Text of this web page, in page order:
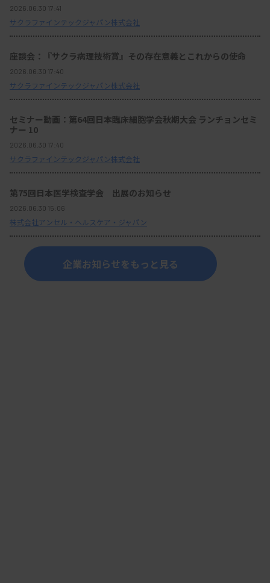
2026.06.30 17:41
サクラファインテックジャパン株式会社
座談会：『サクラ病理技術賞』その存在意義とこれからの使命
2026.06.30 17:40
サクラファインテックジャパン株式会社
セミナー動画：第64回日本臨床細胞学会秋期大会 ランチョンセミ
ナー 10
2026.06.30 17:40
サクラファインテックジャパン株式会社
第75回日本医学検査学会 出展のお知らせ
2026.06.30 15:06
株式会社アンセル・ヘルスケア・ジャパン
企業お知らせをもっと見る